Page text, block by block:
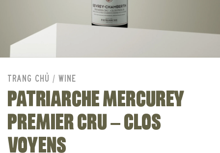
TRANG CHỦ / WINE
PATRIARCHE MERCUREY
PREMIER CRU – CLOS
VOYENS